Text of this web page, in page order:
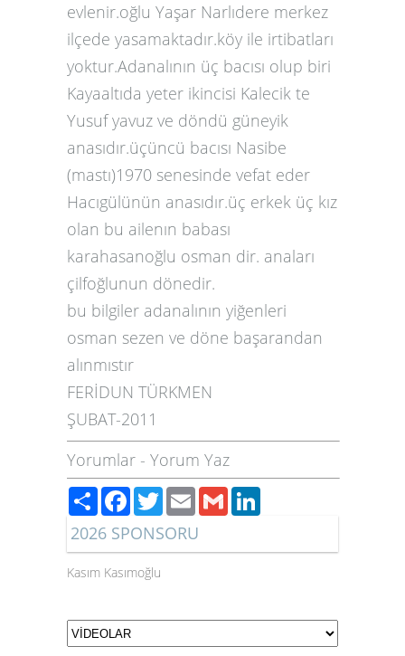
evlenir.oğlu Yaşar Narlıdere merkez
ilçede yasamaktadır.köy ile irtibatları
yoktur.Adanalının üç bacısı olup biri
Kayaaltıda yeter ikincisi Kalecik te
Yusuf yavuz ve döndü güneyik
anasıdır.üçüncü bacısı Nasibe
(mastı)1970 senesinde vefat eder
Hacıgülünün anasıdır.üç erkek üç kız
olan bu ailenın babası
karahasanoğlu osman dir. anaları
çilfoğlunun dönedir.
bu bilgiler adanalının yiğenleri
osman sezen ve döne başarandan
alınmıstır
FERİDUN TÜRKMEN
ŞUBAT-2011
Yorumlar - Yorum Yaz
PaylaşFacebook
TwitterEmailGmail
2026 SPONSORU
Kasım Kasımoğlu